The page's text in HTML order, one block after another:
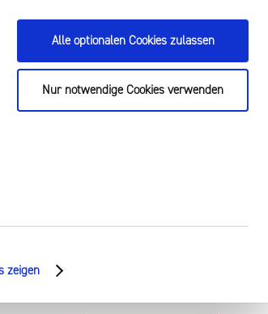
zeigen
Alle optionalen Cookies zulassen
Nur notwendige Cookies verwenden